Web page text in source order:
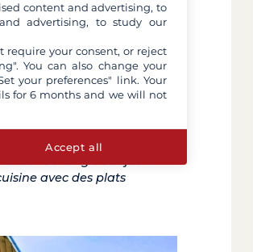
Manon se souvient
retapé donc tout était
photos, la décoration était
d’autant plus agréable.
relaxer en admirant les
régnait à bord : "Il y avait
on prenait l’apéro tous
tout au long du séjour :
avec des plats
content and advertising, to
advertising, to study our
require your consent, or reject
You can also change your
your preferences" link. Your
for 6 months and we will not
Accept all